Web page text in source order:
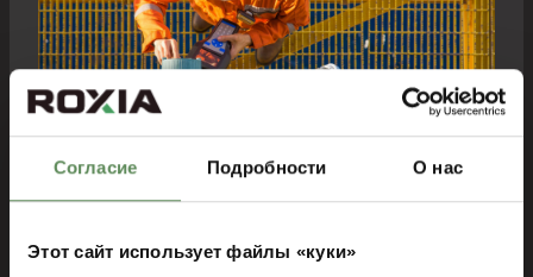
Согласие Подробности О нас
Этот сайт использует файлы «куки»
принятия решений